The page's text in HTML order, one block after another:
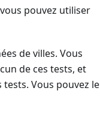
pouvez utiliser
de villes. Vous
de ces tests, et
Vous pouvez le